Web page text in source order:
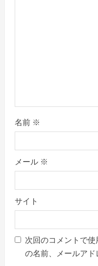
名前 ※
メール ※
サイト
次回のコメントで
の名前、メールアド